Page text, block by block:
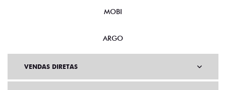
MOBI
ARGO
VENDAS DIRETAS